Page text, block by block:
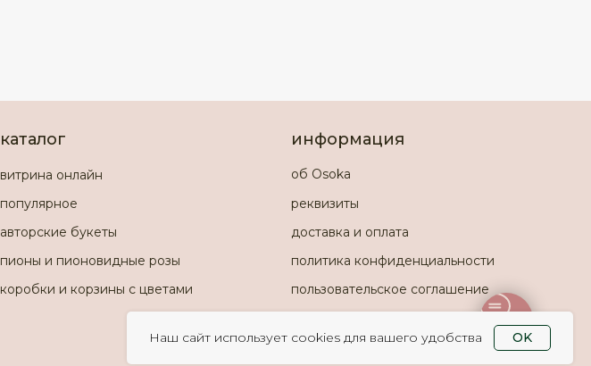
популярное
авторские букеты
пионы и пионовидные розы
коробки и корзины с цветами
доставка и оплата
об Osoka
политика конфиденциальности
реквизиты
каталог информация
пользовательское соглашение
витрина онлайн
Наш сайт использует cookies для вашего удобства
OK